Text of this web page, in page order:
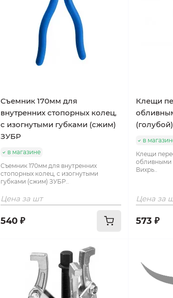
Съемник 170мм для
внутренних стопорных колец,
с изогнутыми губками (сжим)
ЗУБР
в магазине
Съемник 170мм для внутренних
стопорных колец, с изогнутыми
губками (сжим) ЗУБР..
Цена за шт
540 ₽
Клещи
в
Клещи
обливными
Вихрь..
Цена за
573 ₽